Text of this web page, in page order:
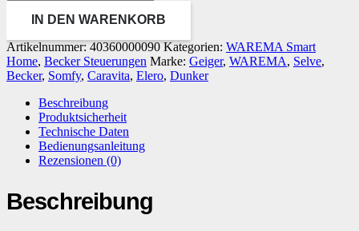
IN DEN WARENKORB
Artikelnummer:40360000090 Kategorien: WAREMA Smart
Home, Becker Steuerungen Marke: Geiger, WAREMA, Selve,
Becker, Somfy, Caravita, Elero, Dunker
Beschreibung
Produktsicherheit
Technische Daten
Bedienungsanleitung
Rezensionen (0)
Beschreibung